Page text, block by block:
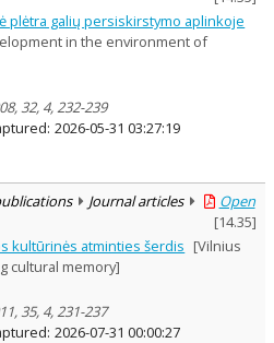
plėtra galių persiskirstymo aplinkoje
in the environment of
32, 4, 232-239
2026-05-31 03:27:19
Journal articles
Open
[14.35]
kultūrinės atminties šerdis [Vilnius
cultural memory]
35, 4, 231-237
2026-07-31 00:00:27